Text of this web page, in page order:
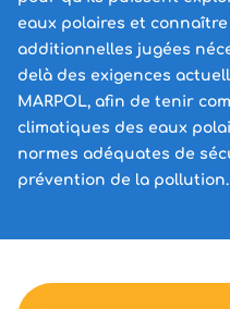
eaux polaires et
additionnelles jugées
delà des exigences
MARPOL, afin de tenir
climatiques des eaux
normes adéquates de
prévention de la pollution.